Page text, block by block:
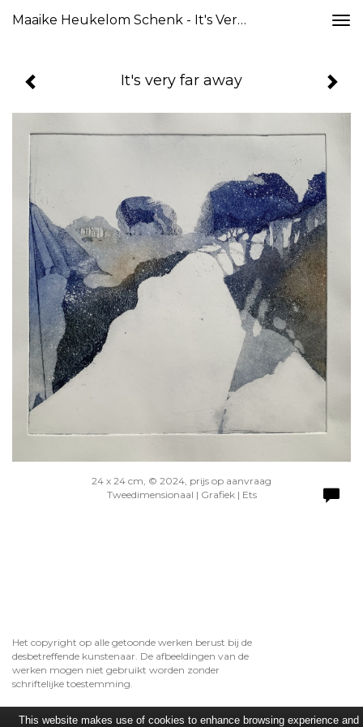
Maaike Heukelom Schenk - It's Very Far Away
It's very far away
24 x 24 cm, © 2024, prijs op aanvraag
Tweedimensionaal | Grafiek | Ets
Het copyright op alle getoonde werken berust bij de
desbetreffende kunstenaar. De afbeeldingen van de
werken mogen niet gebruikt worden zonder
schriftelijke toestemming.
This website makes use of cookies to enhance browsing experience and